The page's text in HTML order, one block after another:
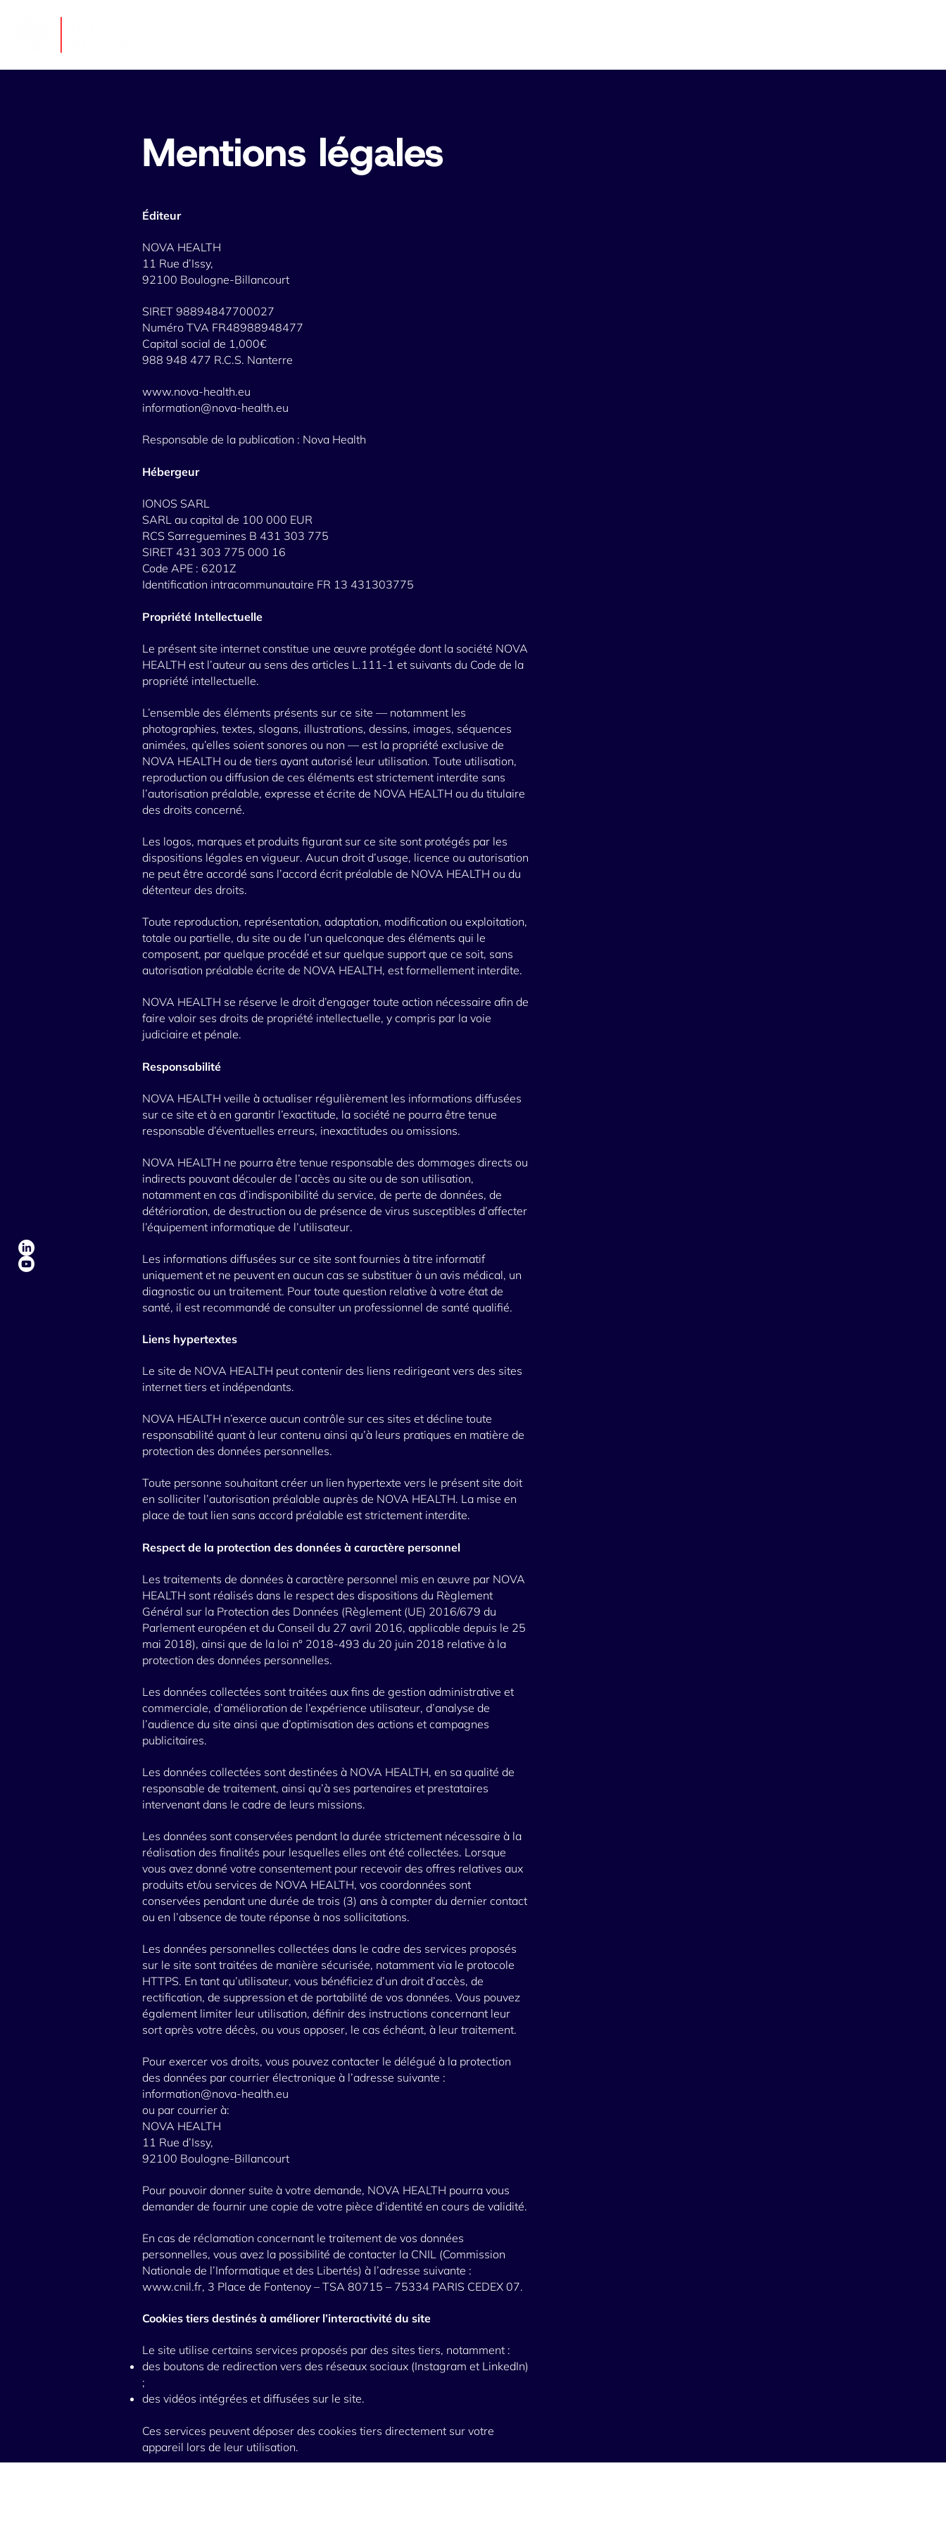
Mentions légales
Éditeur
NOVA HEALTH
11 Rue d’Issy,
92100 Boulogne-Billancourt
SIRET 98894847700027
Numéro TVA FR48988948477
Capital social de 1,000€
988 948 477 R.C.S. Nanterre
www.nova-health.eu
information@nova-health.eu
Responsable de la publication : Nova Health
Hébergeur
IONOS SARL
SARL au capital de 100 000 EUR
RCS Sarreguemines B 431 303 775
SIRET 431 303 775 000 16
Code APE : 6201Z
Identification intracommunautaire FR 13 431303775
Propriété Intellectuelle
Le présent site internet constitue une œuvre protégée dont la société NOVA
HEALTH est l’auteur au sens des articles L.111-1 et suivants du Code de la
propriété intellectuelle.
L’ensemble des éléments présents sur ce site — notamment les
photographies, textes, slogans, illustrations, dessins, images, séquences
animées, qu’elles soient sonores ou non — est la propriété exclusive de
NOVA HEALTH ou de tiers ayant autorisé leur utilisation. Toute utilisation,
reproduction ou diffusion de ces éléments est strictement interdite sans
l’autorisation préalable, expresse et écrite de NOVA HEALTH ou du titulaire
des droits concerné.
Les logos, marques et produits figurant sur ce site sont protégés par les
dispositions légales en vigueur. Aucun droit d’usage, licence ou autorisation
ne peut être accordé sans l’accord écrit préalable de NOVA HEALTH ou du
détenteur des droits.
Toute reproduction, représentation, adaptation, modification ou exploitation,
totale ou partielle, du site ou de l’un quelconque des éléments qui le
composent, par quelque procédé et sur quelque support que ce soit, sans
autorisation préalable écrite de NOVA HEALTH, est formellement interdite.
NOVA HEALTH se réserve le droit d’engager toute action nécessaire afin de
faire valoir ses droits de propriété intellectuelle, y compris par la voie
judiciaire et pénale.
Responsabilité
NOVA HEALTH veille à actualiser régulièrement les informations diffusées
sur ce site et à en garantir l’exactitude, la société ne pourra être tenue
responsable d’éventuelles erreurs, inexactitudes ou omissions.
NOVA HEALTH ne pourra être tenue responsable des dommages directs ou
indirects pouvant découler de l’accès au site ou de son utilisation,
notamment en cas d’indisponibilité du service, de perte de données, de
détérioration, de destruction ou de présence de virus susceptibles d’affecter
l’équipement informatique de l’utilisateur.
Les informations diffusées sur ce site sont fournies à titre informatif
uniquement et ne peuvent en aucun cas se substituer à un avis médical, un
diagnostic ou un traitement. Pour toute question relative à votre état de
santé, il est recommandé de consulter un professionnel de santé qualifié.
Liens hypertextes
Le site de NOVA HEALTH peut contenir des liens redirigeant vers des sites
internet tiers et indépendants.
NOVA HEALTH n’exerce aucun contrôle sur ces sites et décline toute
responsabilité quant à leur contenu ainsi qu’à leurs pratiques en matière de
protection des données personnelles.
Toute personne souhaitant créer un lien hypertexte vers le présent site doit
en solliciter l’autorisation préalable auprès de NOVA HEALTH. La mise en
place de tout lien sans accord préalable est strictement interdite.
Respect de la protection des données à caractère personnel
Les traitements de données à caractère personnel mis en œuvre par NOVA
HEALTH sont réalisés dans le respect des dispositions du Règlement
Général sur la Protection des Données (Règlement (UE) 2016/679 du
Parlement européen et du Conseil du 27 avril 2016, applicable depuis le 25
mai 2018), ainsi que de la loi n° 2018-493 du 20 juin 2018 relative à la
protection des données personnelles.
Les données collectées sont traitées aux fins de gestion administrative et
commerciale, d’amélioration de l’expérience utilisateur, d’analyse de
l’audience du site ainsi que d’optimisation des actions et campagnes
publicitaires.
Les données collectées sont destinées à NOVA HEALTH, en sa qualité de
responsable de traitement, ainsi qu’à ses partenaires et prestataires
intervenant dans le cadre de leurs missions.
Les données sont conservées pendant la durée strictement nécessaire à la
réalisation des finalités pour lesquelles elles ont été collectées. Lorsque
vous avez donné votre consentement pour recevoir des offres relatives aux
produits et/ou services de NOVA HEALTH, vos coordonnées sont
conservées pendant une durée de trois (3) ans à compter du dernier contact
ou en l’absence de toute réponse à nos sollicitations.
Les données personnelles collectées dans le cadre des services proposés
sur le site sont traitées de manière sécurisée, notamment via le protocole
HTTPS. En tant qu’utilisateur, vous bénéficiez d’un droit d’accès, de
rectification, de suppression et de portabilité de vos données. Vous pouvez
également limiter leur utilisation, définir des instructions concernant leur
sort après votre décès, ou vous opposer, le cas échéant, à leur traitement.
Pour exercer vos droits, vous pouvez contacter le délégué à la protection
des données par courrier électronique à l’adresse suivante :
information@nova-health.eu
ou par courrier à:
NOVA HEALTH
11 Rue d’Issy,
92100 Boulogne-Billancourt
Pour pouvoir donner suite à votre demande, NOVA HEALTH pourra vous
demander de fournir une copie de votre pièce d’identité en cours de validité.
En cas de réclamation concernant le traitement de vos données
personnelles, vous avez la possibilité de contacter la CNIL (Commission
Nationale de l’Informatique et des Libertés) à l’adresse suivante :
www.cnil.fr, 3 Place de Fontenoy – TSA 80715 – 75334 PARIS CEDEX 07.
Cookies tiers destinés à améliorer l’interactivité du site
Le site utilise certains services proposés par des sites tiers, notamment :
des boutons de redirection vers des réseaux sociaux (Instagram et LinkedIn)
;
des vidéos intégrées et diffusées sur le site.
Ces services peuvent déposer des cookies tiers directement sur votre
appareil lors de leur utilisation.